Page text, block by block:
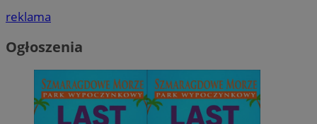
reklama
Ogłoszenia